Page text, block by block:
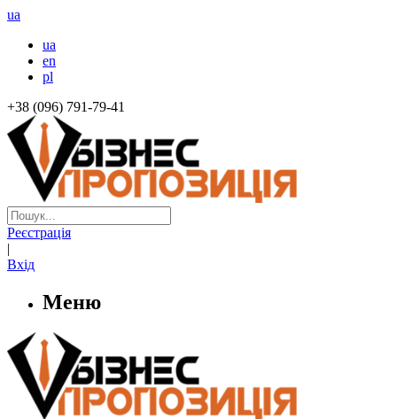
ua
ua
en
pl
+38 (096) 791-79-41
Реєстрація
|
Вхід
Меню